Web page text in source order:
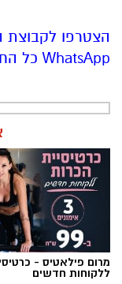
הצטרפו
WhatsApp כל החדשות לחצו כאן
מרום פילאטיס -
ללקוחות חדשים